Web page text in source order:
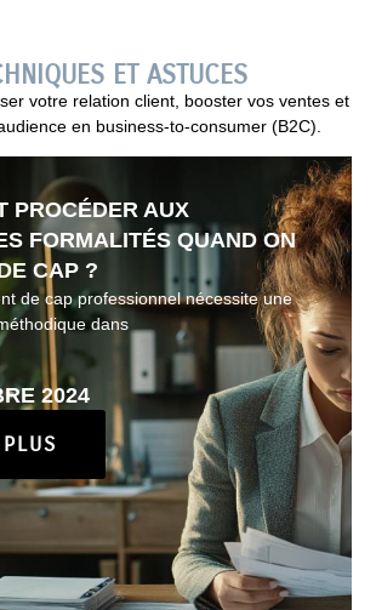
ET ASTUCES
votre relation client, booster vos ventes et
en business-to-consumer (B2C).
PROCÉDER AUX
FORMALITÉS QUAND ON
CAP ?
de cap professionnel nécessite une
dans
2024